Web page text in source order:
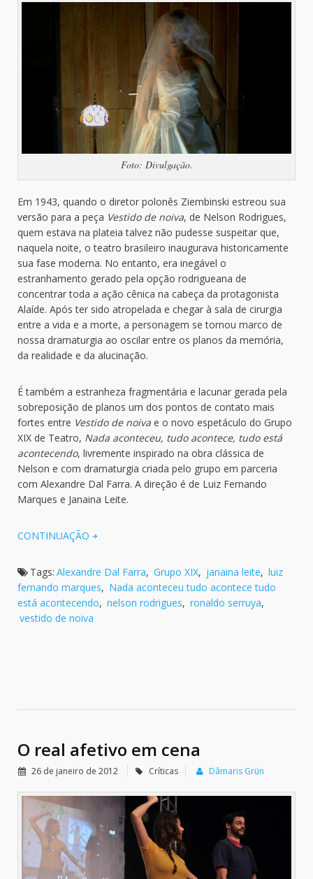
Foto: Divulgação.
Em 1943, quando o diretor polonês Ziembinski estreou sua
versão para a peça Vestido de noiva, de Nelson Rodrigues,
quem estava na plateia talvez não pudesse suspeitar que,
naquela noite, o teatro brasileiro inaugurava historicamente
sua fase moderna. No entanto, era inegável o
estranhamento gerado pela opção rodrigueana de
concentrar toda a ação cênica na cabeça da protagonista
Alaíde. Após ter sido atropelada e chegar à sala de cirurgia
entre a vida e a morte, a personagem se tornou marco de
nossa dramaturgia ao oscilar entre os planos da memória,
da realidade e da alucinação.
É também a estranheza fragmentária e lacunar gerada pela
sobreposição de planos um dos pontos de contato mais
fortes entre Vestido de noiva e o novo espetáculo do Grupo
XIX de Teatro, Nada aconteceu, tudo acontece, tudo está
acontecendo, livremente inspirado na obra clássica de
Nelson e com dramaturgia criada pelo grupo em parceria
com Alexandre Dal Farra. A direção é de Luiz Fernando
Marques e Janaina Leite.
CONTINUAÇÃO
Tags: Alexandre Dal Farra, Grupo XIX, janaina leite, luiz
fernando marques, Nada aconteceu tudo acontece tudo
está acontecendo, nelson rodrigues, ronaldo serruya,
vestido de noiva
O real afetivo em cena
26 de janeiro de 2012 Críticas Dâmaris Grün